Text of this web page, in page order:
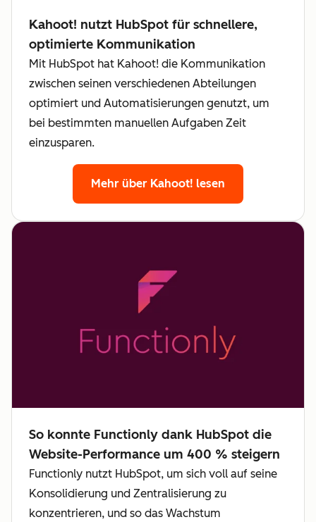
Kahoot! nutzt HubSpot für schnellere,
optimierte Kommunikation
Mit HubSpot hat Kahoot! die Kommunikation
zwischen seinen verschiedenen Abteilungen
optimiert und Automatisierungen genutzt, um
bei bestimmten manuellen Aufgaben Zeit
einzusparen.
Mehr über Kahoot! lesen
So konnte Functionly dank HubSpot die
Website-Performance um 400 % steigern
Functionly nutzt HubSpot, um sich voll auf seine
Konsolidierung und Zentralisierung zu
konzentrieren, und so das Wachstum